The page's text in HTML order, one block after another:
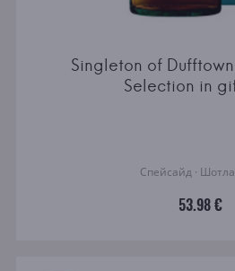
Singleton of
Selection in
Спейсайд ·
53.98 €